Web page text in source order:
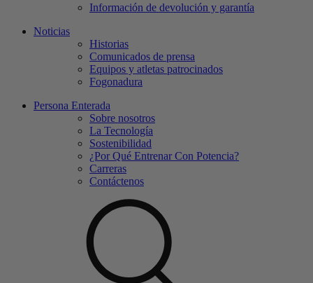
Información de devolución y garantía
Noticias
Historias
Comunicados de prensa
Equipos y atletas patrocinados
Fogonadura
Persona Enterada
Sobre nosotros
La Tecnología
Sostenibilidad
¿Por Qué Entrenar Con Potencia?
Carreras
Contáctenos